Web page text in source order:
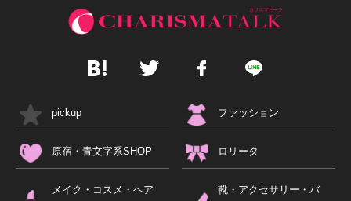
pickup ファッション
原宿・青文字系SHOP ロリータ
メイク・コスメ・ヘア 靴・アクセサリー・バ